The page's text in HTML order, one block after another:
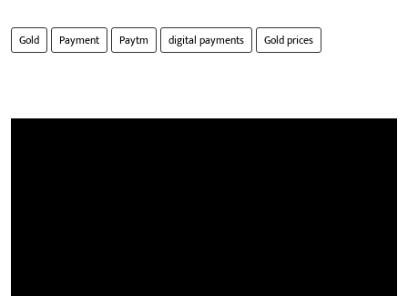
Gold Payment Paytm digital payments Gold prices